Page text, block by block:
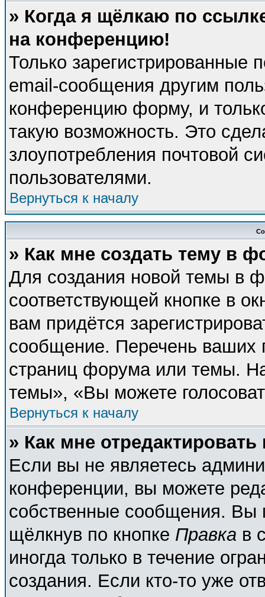
» Когда я щёлкаю по
на конференцию!
Только зарегистрированные
email-сообщения другим
конференцию форму, и
такую возможность. Это
злоупотребления почтовой
пользователями.
Вернуться к началу
» Как мне создать тему в
Для создания новой темы в
соответствующей кнопке в
вам придётся
сообщение. Перечень ваших
страниц форума или темы.
темы», «Вы можете
Вернуться к началу
» Как мне
Если вы не являетесь
конференции, вы можете
собственные сообщения. Вы
щёлкнув по кнопке Правка в
иногда только в течение
создания. Если кто-то уже